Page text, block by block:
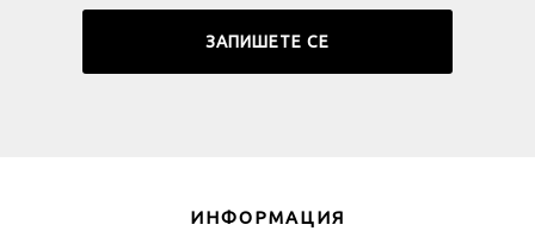
ИНФОРМАЦИЯ